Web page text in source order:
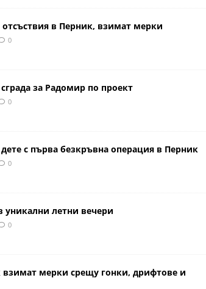
в Перник, взимат мерки
0
за Радомир по проект
0
с първа безкръвна операция в Перник
0
летни вечери
0
мерки срещу гонки, дрифтове и